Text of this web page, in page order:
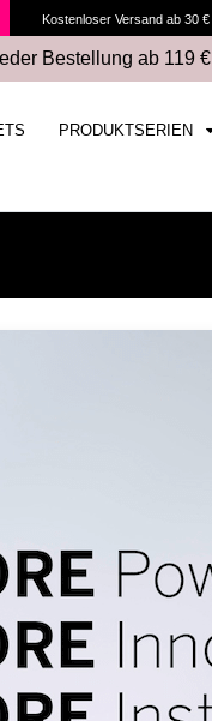
Kostenloser Versand ab 30 €
Bestellung ab 119 €
PRODUKTSERIEN